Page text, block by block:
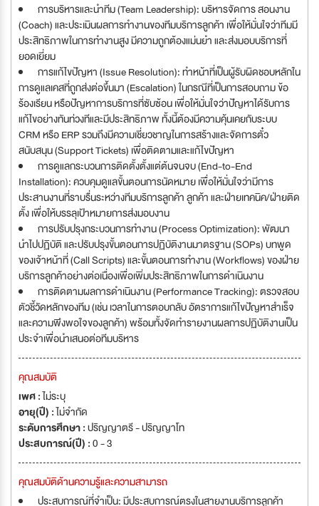
การบริหารและนำทีม (Team Leadership): บริหารจัดการ สอนงาน
(Coach) และประเมินผลการทำงานของทีมบริการลูกค้า เพื่อให้มั่นใจว่าทีมมี
ประสิทธิภาพในการทำงานสูง มีความถูกต้องแม่นยำ และส่งมอบบริการที่
ยอดเยี่ยม
การแก้ไขปัญหา (Issue Resolution): ทำหน้าที่เป็นผู้รับผิดชอบหลักใน
การดูแลเคสที่ถูกส่งต่อขึ้นมา (Escalation) ในกรณีที่เป็นการสอบถาม ข้อ
ร้องเรียน หรือปัญหาการบริการที่ซับซ้อน เพื่อให้มั่นใจว่าปัญหาได้รับการ
แก้ไขอย่างทันท่วงทีและมีประสิทธิภาพ ทั้งนี้ต้องมีความคุ้นเคยกับระบบ
CRM หรือ ERP รวมถึงมีความเชี่ยวชาญในการสร้างและจัดการตั๋ว
สนับสนุน (Support Tickets) เพื่อติดตามและแก้ไขปัญหา
การดูแลกระบวนการติดตั้งตั้งแต่ต้นจนจบ (End-to-End
Installation): ควบคุมดูแลขั้นตอนการนัดหมาย เพื่อให้มั่นใจว่ามีการ
ประสานงานที่ราบรื่นระหว่างทีมบริการลูกค้า ลูกค้า และฝ่ายเทคนิค/ฝ่ายติด
ตั้ง เพื่อให้บรรลุเป้าหมายการส่งมอบงาน
การปรับปรุงกระบวนการทำงาน (Process Optimization): พัฒนา
นำไปปฏิบัติ และปรับปรุงขั้นตอนการปฏิบัติงานมาตรฐาน (SOPs) บทพูด
ของเจ้าหน้าที่ (Call Scripts) และขั้นตอนการทำงาน (Workflows) ของฝ่าย
บริการลูกค้าอย่างต่อเนื่องเพื่อเพิ่มประสิทธิภาพในการดำเนินงาน
การติดตามผลการดำเนินงาน (Performance Tracking): ตรวจสอบ
ตัวชี้วัดหลักของทีม (เช่น เวลาในการตอบกลับ อัตราการแก้ไขปัญหาสำเร็จ
และความพึงพอใจของลูกค้า) พร้อมทั้งจัดทำรายงานผลการปฏิบัติงานเป็น
ประจำเพื่อนำเสนอต่อทีมบริหาร
คุณสมบัติ
เพศ :ไม่ระบุ
อายุ(ปี) :ไม่จำกัด
ระดับการศึกษา :ปริญญาตรี - ปริญญาโท
ประสบการณ์(ปี) :0 - 3
คุณสมบัติด้านความรู้และความสามารถ
ประสบการณ์ที่จำเป็น: มีประสบการณ์ตรงในสายงานบริการลูกค้า